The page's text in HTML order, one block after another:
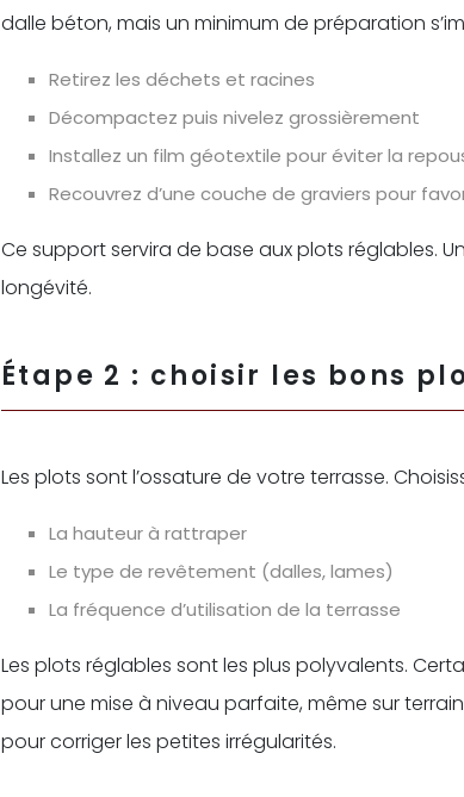
dalle béton, mais un minimum de préparation
Retirez les déchets et racines
Décompactez puis nivelez grossièrement
Installez un film géotextile pour éviter la
Recouvrez d’une couche de graviers pour
Ce support servira de base aux plots réglables.
longévité.
Étape 2 : choisir les bons
Les plots sont l’ossature de votre terrasse.
La hauteur à rattraper
Le type de revêtement (dalles, lames)
La fréquence d’utilisation de la terrasse
Les plots réglables sont les plus polyvalents.
pour une mise à niveau parfaite, même sur
pour corriger les petites irrégularités.